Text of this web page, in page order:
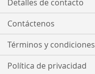
Detalles de contacto
Contáctenos
Términos y condiciones
Política de privacidad